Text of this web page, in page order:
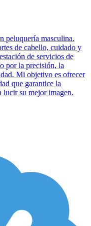
peluquería masculina.
de cabello, cuidado y
de servicios de
por la precisión, la
Mi objetivo es ofrecer
que garantice la
lucir su mejor imagen.